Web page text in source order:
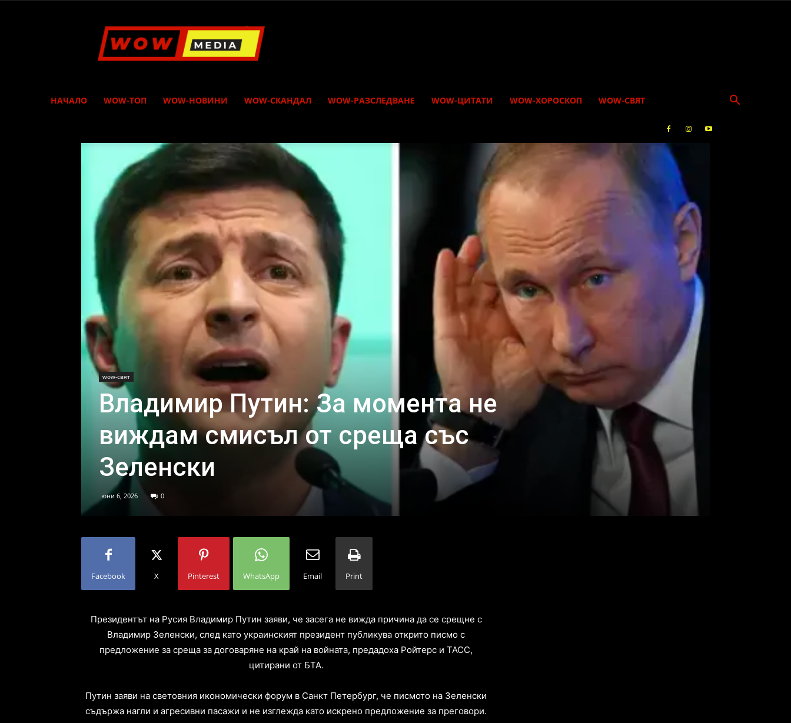
Media
НАЧАЛО WOW-ТОП WOW-НОВИНИ WOW-СКАНДАЛ WOW-РАЗСЛЕДВАНЕ WOW-ЦИТАТИ WOW-ХОРОСКОП WOW-СВЯТ
wow-свят
Владимир Путин: За момента не
виждам смисъл от среща със
Зеленски
юни 6, 2026 0
Facebook X Pinterest WhatsApp Email Print
Президентът на Русия Владимир Путин заяви, че засега не вижда причина да се срещне с
Владимир Зеленски, след като украинският президент публикува открито писмо с
предложение за среща за договаряне на край на войната, предадоха Ройтерс и ТАСС,
цитирани от БТА.
Путин заяви на световния икономически форум в Санкт Петербург, че писмото на Зеленски
съдържа нагли и агресивни пасажи и не изглежда като искрено предложение за преговори.